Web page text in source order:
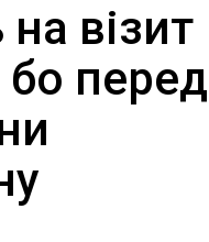
візит
бо перед